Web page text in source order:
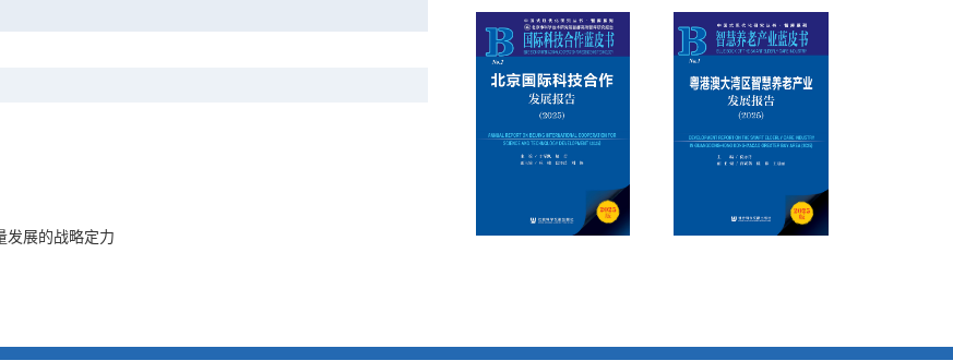
发展的战略定力